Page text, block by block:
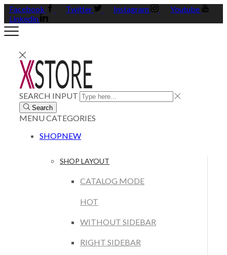
Facebook Twitter Instagram
Youtube
Linkedin
SEARCH INPUT
Search
MENUCATEGORIES
SHOPNEW
SHOP LAYOUT
CATALOG MODE
HOT
WITHOUT SIDEBAR
RIGHT SIDEBAR